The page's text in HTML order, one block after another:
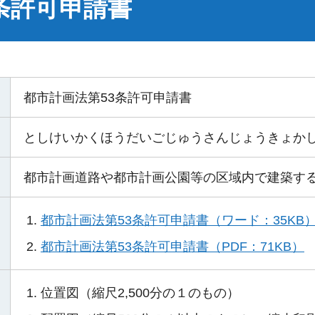
許可申請書
都市計画法第53条許可申請書
としけいかくほうだいごじゅうさんじょうきょか
都市計画道路や都市計画公園等の区域内で建築す
都市計画法第53条許可申請書（ワード：35KB）
都市計画法第53条許可申請書（PDF：71KB）
位置図（縮尺2,500分の１のもの）